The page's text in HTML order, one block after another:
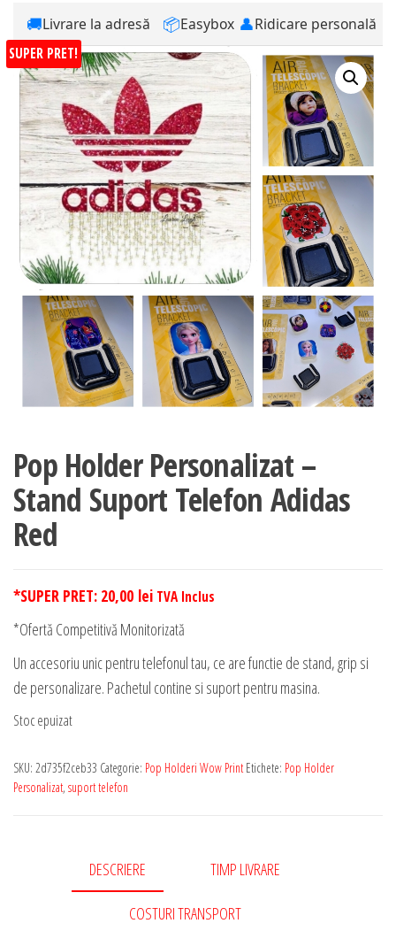
🚚Livrare la adresă 📦Easybox 👤Ridicare personală
SUPER PRET!
Pop Holder Personalizat –
Stand Suport Telefon Adidas
Red
*SUPER PRET: 20,00 lei TVA Inclus
*Ofertă Competitivă Monitorizată
Un accesoriu unic pentru telefonul tau, ce are functie de stand, grip si
de personalizare. Pachetul contine si suport pentru masina.
Stoc epuizat
SKU: 2d735f2ceb33 Categorie: Pop Holderi Wow Print Etichete: Pop Holder
Personalizat, suport telefon
DESCRIERE TIMP LIVRARE
COSTURI TRANSPORT